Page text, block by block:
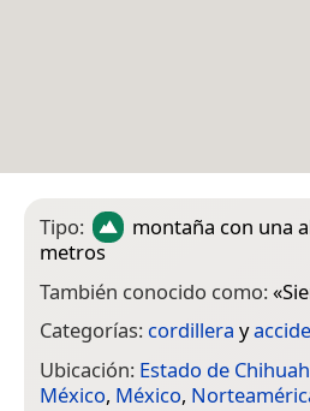
Tipo: montaña con una
metros
También conocido como:«
Categorías: cordillera y
Ubicación: Estado de
México, México,